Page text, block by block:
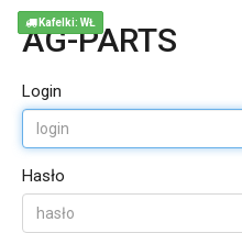
AG-PARTS
Login
Hasło
Kafelki: WŁ